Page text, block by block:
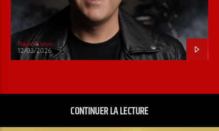
Radio Elyon
12/03/2026
CONTINUER LA LECTURE